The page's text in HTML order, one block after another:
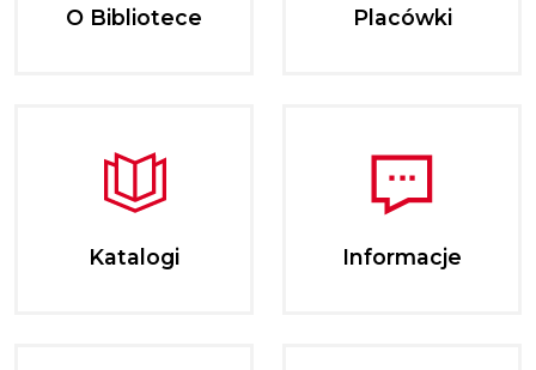
O Bibliotece Placówki
Katalogi Informacje